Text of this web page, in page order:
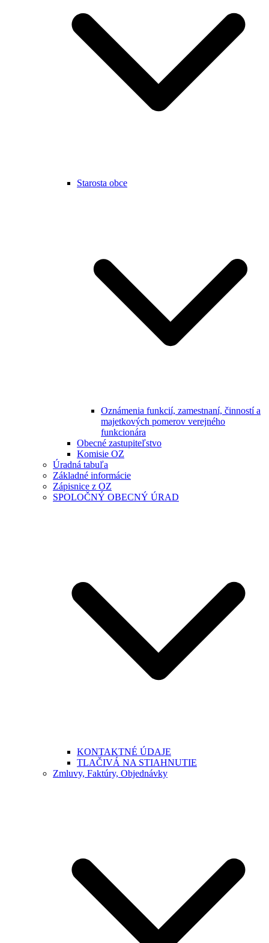
Starosta obce
Oznámenia funkcií, zamestnaní, činností a
majetkových pomerov verejného
funkcionára
Obecné zastupiteľstvo
Komisie OZ
Úradná tabuľa
Základné informácie
Zápisnice z OZ
SPOLOČNÝ OBECNÝ ÚRAD
KONTAKTNÉ ÚDAJE
TLAČIVÁ NA STIAHNUTIE
Zmluvy, Faktúry, Objednávky